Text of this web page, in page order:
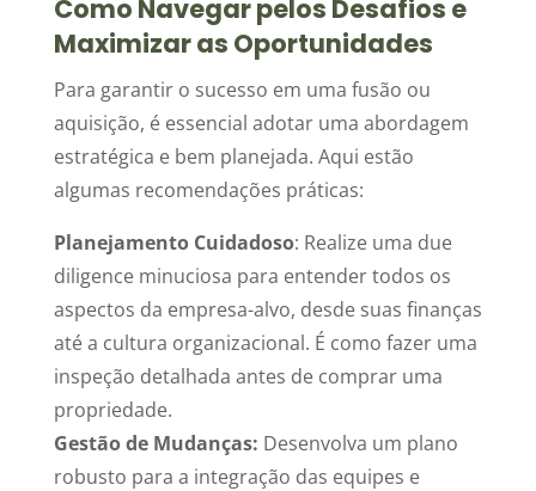
Como Navegar pelos Desafios e
Maximizar as Oportunidades
Para garantir o sucesso em uma fusão ou
aquisição, é essencial adotar uma abordagem
estratégica e bem planejada. Aqui estão
algumas recomendações práticas:
Planejamento Cuidadoso: Realize uma due
diligence minuciosa para entender todos os
aspectos da empresa-alvo, desde suas finanças
até a cultura organizacional. É como fazer uma
inspeção detalhada antes de comprar uma
propriedade.
Gestão de Mudanças: Desenvolva um plano
robusto para a integração das equipes e